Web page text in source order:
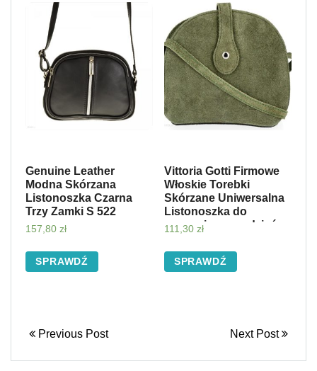
Genuine Leather
Modna Skórzana
Listonoszka Czarna
Trzy Zamki S 522
157,80 zł
SPRAWDŹ
Vittoria Gotti Firmowe
Włoskie Torebki
Skórzane Uniwersalna
Listonoszka do
noszenia na co dzień
111,30 zł
SPRAWDŹ
Previous Post Next Post